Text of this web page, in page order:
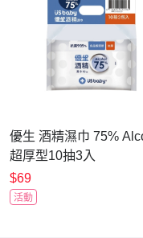
優生 酒精濕巾 75%
超厚型10抽3入
$69
活動